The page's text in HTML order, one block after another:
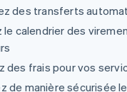
des transferts
le calendrier des
des frais pour vos
de manière sécurisée